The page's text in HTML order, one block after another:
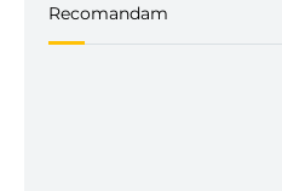
Recomandam